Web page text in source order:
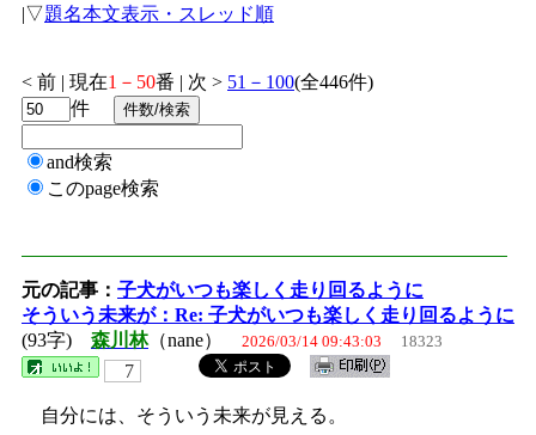
|▽題名本文表示・スレッド順
< 前 | 現在1－50番 | 次 > 51－100(全446件)
件
and検索
このpage検索
元の記事： 子犬がいつも楽しく走り回るように
そういう未来が：Re: 子犬がいつも楽しく走り回るように
(93字) 森川林（nane） 2026/03/14 09:43:03 18323
7
自分には、そういう未来が見える。